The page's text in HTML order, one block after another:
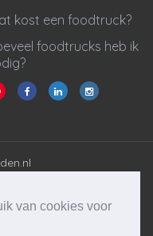
van cookies voor
kost een foodtruck?
foodtrucks heb ik